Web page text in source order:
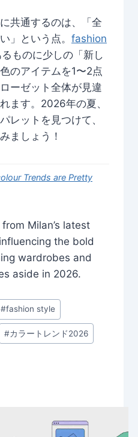
共通するのは、「全
」という点。 fashion
ものに少しの「新し
のアイテムを1〜2点
ーゼット全体が見違
ます。2026年の夏、
レットを見つけて、
ましょう！
Trends are Pretty
from Milan’s latest
the bold
wardrobes and
aside in 2026.
#fashion style
#カラートレンド2026